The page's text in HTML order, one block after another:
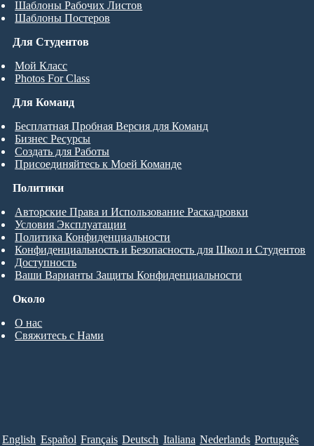
Для Студентов
Мой Класс
Photos For Class
Шаблоны Рабочих Листов
Шаблоны Постеров
Для Команд
Бесплатная Пробная Версия для Команд
Бизнес Ресурсы
Создать для Работы
Присоединяйтесь к Моей Команде
Около
О нас
Свяжитесь с Нами
Политики
Авторские Права и Использование Раскадровки
Условия Эксплуатации
Политика Конфиденциальности
Конфиденциальность и Безопасность для Школ и Студентов
Доступность
Ваши Варианты Защиты Конфиденциальности
English Español Français Deutsch Italiana Nederlands Português